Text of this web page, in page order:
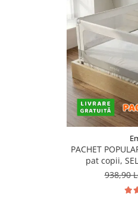
Ingrijire bebe si mama
Igiena si ingrijire bebelusi
Accesorii bebelusi / nou-nascuti
Perne si saltele bebelusi
Diversificare bebelusi
Jucarii copii si jocuri educative
PACHET
pat copii,
938,90